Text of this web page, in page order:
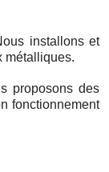
installons et
métalliques.
proposons des
fonctionnement